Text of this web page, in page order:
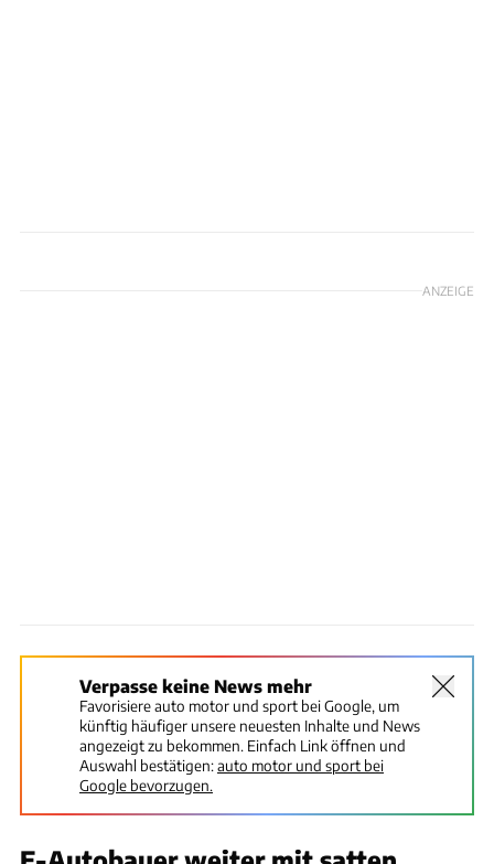
ANZEIGE
Verpasse keine News mehr
Favorisiere auto motor und sport bei Google, um
künftig häufiger unsere neuesten Inhalte und News
angezeigt zu bekommen. Einfach Link öffnen und
Auswahl bestätigen:auto motor und sport bei
Google bevorzugen.